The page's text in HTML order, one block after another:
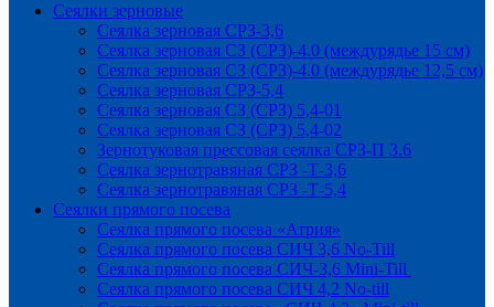
Сеялки зерновые
Сеялка зерновая СРЗ-3,6
Сеялка зерновая СЗ (СРЗ)-4.0 (междурядье 15 см)
Сеялка зерновая СЗ (СРЗ)-4.0 (междурядье 12,5 см)
Сеялка зерновая СРЗ-5,4
Сеялка зерновая СЗ (СРЗ) 5,4-01
Сеялка зерновая СЗ (СРЗ) 5,4-02
Зернотуковая прессовая сеялка СРЗ-П 3.6
Сеялка зернотравяная СРЗ -Т-3,6
Сеялка зернотравяная СРЗ -Т-5,4
Сеялки прямого посева
Сеялка прямого посева «Атрия»
Сеялка прямого посева СИЧ 3,6 No-Till
Сеялка прямого посева СИЧ-3,6 Mini-Till
Сеялка прямого посева СИЧ 4,2 No-till